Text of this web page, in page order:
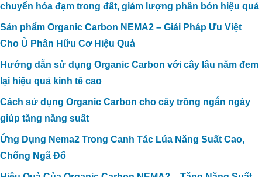
chuyển hóa đạm trong đất, giảm lượng phân bón hiệu quả
Sản phẩm Organic Carbon NEMA2 – Giải Pháp Ưu Việt
Cho Ủ Phân Hữu Cơ Hiệu Quả
Hướng dẫn sử dụng Organic Carbon với cây lâu năm đem
lại hiệu quả kinh tế cao
Cách sử dụng Organic Carbon cho cây trồng ngắn ngày
giúp tăng năng suất
Ứng Dụng Nema2 Trong Canh Tác Lúa Năng Suất Cao,
Chống Ngã Đổ